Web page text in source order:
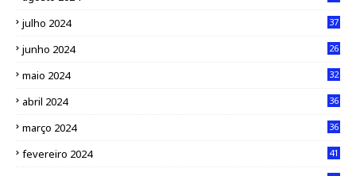
julho 2024 37
junho 2024 26
maio 2024 32
abril 2024 36
março 2024 36
fevereiro 2024 41